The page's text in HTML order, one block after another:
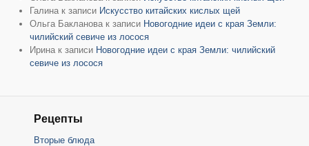
Галина к записи Искусство китайских кислых щей
Ольга Бакланова к записи Новогодние идеи с края Земли:
чилийский севиче из лосося
Ирина к записи Новогодние идеи с края Земли: чилийский
севиче из лосося
Рецепты
Вторые блюда